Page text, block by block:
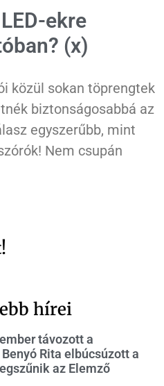
ekre
(x)
közül sokan töprengtek
biztonságosabbá az
egyszerűbb, mint
Nem csupán
hírei
távozott a
Rita elbúcsúzott a
az Elemző